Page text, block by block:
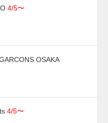
4/5〜
OSAKA
4/5〜